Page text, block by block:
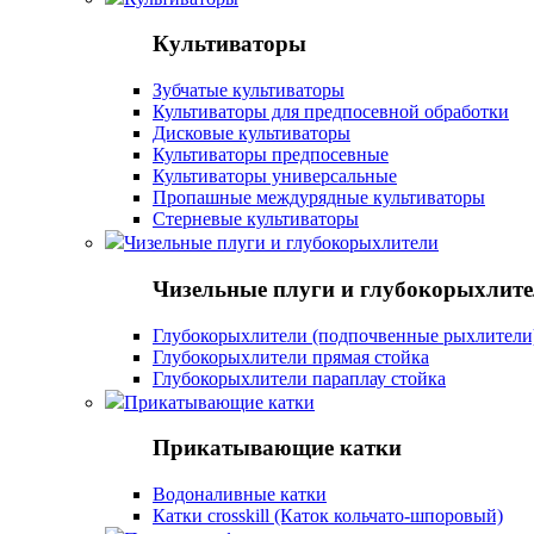
Культиваторы
Зубчатые культиваторы
Культиваторы для предпосевной обработки
Дисковые культиваторы
Культиваторы предпосевные
Культиваторы универсальные
Пропашные междурядные культиваторы
Стерневые культиваторы
Чизельные плуги и глубокорыхлители
Чизельные плуги и
Глубокорыхлители (подпочвенные
Глубокорыхлители прямая стойка
Глубокорыхлители параплау стойка
Прикатывающие катки
Прикатывающие катки
Водоналивные катки
Катки crosskill (Каток кольчато-шпоровый)